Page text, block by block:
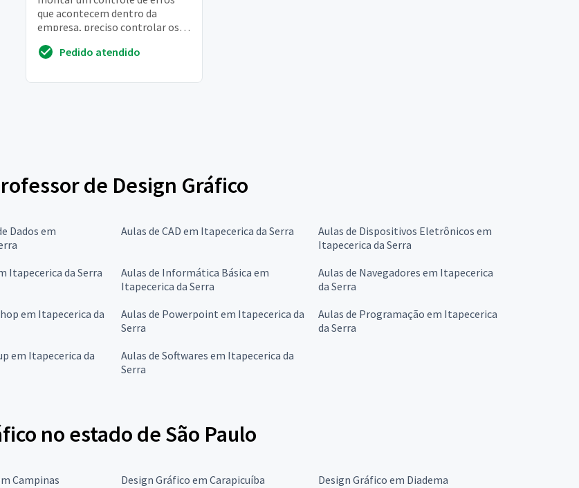
que acontecem dentro da
empresa, preciso controlar os
acredito que vai fa...
Pedido atendido
de Design Gráfico
Dados em
Aulas de CAD em Itapecerica da Serra
Aulas de Dispositivos Eletrônicos em
Itapecerica da Serra
Itapecerica da Serra
Aulas de Informática Básica em
Itapecerica da Serra
Aulas de Navegadores em Itapecerica
da Serra
em Itapecerica da
Aulas de Powerpoint em Itapecerica da
Serra
Aulas de Programação em Itapecerica
da Serra
em Itapecerica da
Aulas de Softwares em Itapecerica da
Serra
no estado de São Paulo
Campinas Design Gráfico em Carapicuíba
Design Gráfico em Diadema